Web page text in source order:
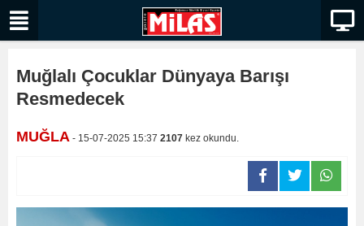
Muğlalı Çocuklar Dünyaya Barışı
Resmedecek
MUĞLA - 15-07-2025 15:37 2107 kez okundu.